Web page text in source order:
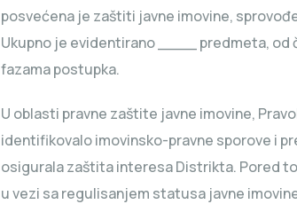
posvećena je zaštiti javne imovine,
Ukupno je evidentirano ____ predmeta,
fazama postupka.
U oblasti pravne zaštite javne imovine,
identifikovalo imovinsko-pravne sporove i
osigurala zaštita interesa Distrikta. Pored
u vezi sa regulisanjem statusa javne